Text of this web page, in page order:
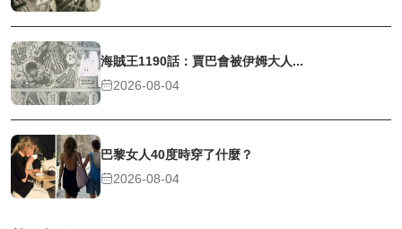
海賊王1190話：賈巴會被伊姆大人...
2026-08-04
巴黎女人40度時穿了什麼？
2026-08-04